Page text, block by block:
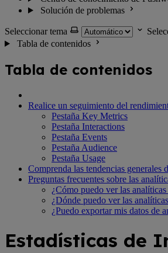
Solución de problemas
Seleccionar tema
Tabla de contenidos
Tabla de contenidos
Realice un seguimiento del
Pestaña Key Metrics
Pestaña Interactions
Pestaña Events
Pestaña Audience
Pestaña Usage
Comprenda las tendencias generales
Preguntas frecuentes sobre las
¿Cómo puedo ver las
¿Dónde puedo ver las
¿Puedo exportar mis datos de
Estadísticas de